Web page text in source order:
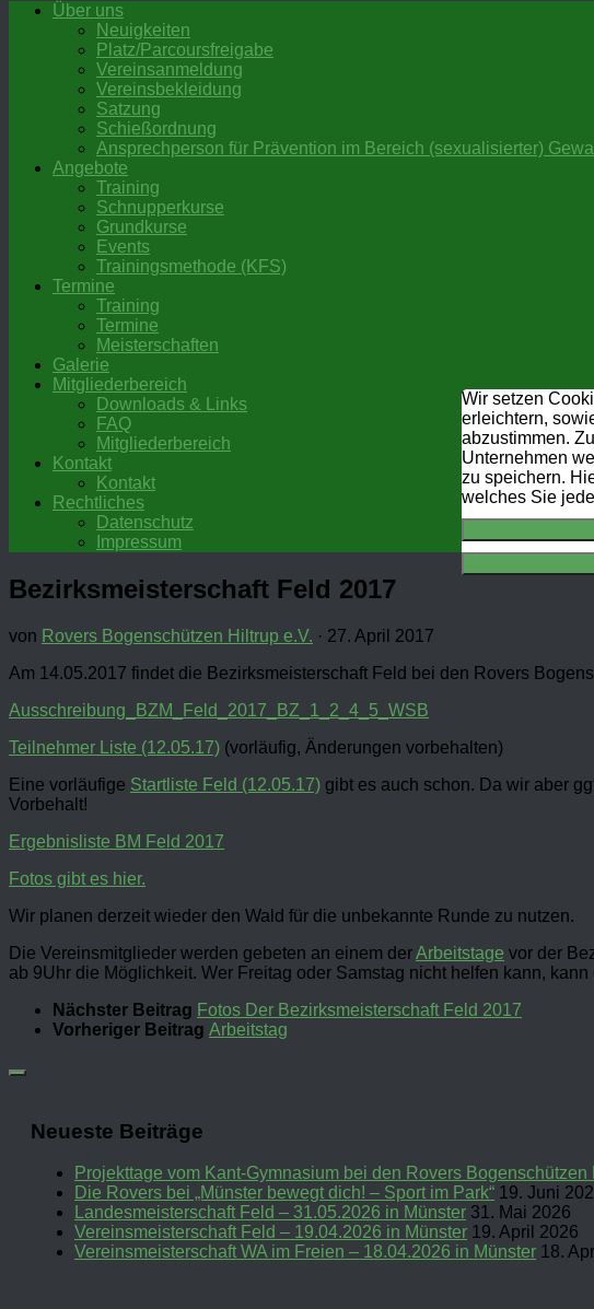
Über uns
Neuigkeiten
Platz/Parcoursfreigabe
Vereinsanmeldung
Vereinsbekleidung
Satzung
Schießordnung
Ansprechperson für Prävention im Bereich (sexualisierter)
Angebote
Training
Schnupperkurse
Grundkurse
Events
Trainingsmethode (KFS)
Termine
Training
Termine
Meisterschaften
Galerie
Mitgliederbereich
Downloads & Links
FAQ
Mitgliederbereich
Kontakt
Kontakt
Rechtliches
Datenschutz
Impressum
Bezirksmeisterschaft Feld 2017
von Rovers Bogenschützen Hiltrup e.V. · 27. April 2017
Am 14.05.2017 findet die Bezirksmeisterschaft Feld bei den Rovers
Ausschreibung_BZM_Feld_2017_BZ_1_2_4_5_WSB
Teilnehmer Liste (12.05.17) (vorläufig, Änderungen vorbehalten)
Eine vorläufige Startliste Feld (12.05.17) gibt es auch schon. Da wir aber
Vorbehalt!
Ergebnisliste BM Feld 2017
Fotos gibt es hier.
Wir planen derzeit wieder den Wald für die unbekannte Runde zu nutzen.
Die Vereinsmitglieder werden gebeten an einem derArbeitstage vor der
ab 9Uhr die Möglichkeit. Wer Freitag oder Samstag nicht helfen kann,
Nächster Beitrag Fotos Der Bezirksmeisterschaft Feld 2017
Vorheriger Beitrag Arbeitstag
Neueste Beiträge
Projekttage vom Kant-Gymnasium bei den Rovers Bogenschützen
Die Rovers bei „Münster bewegt dich! – Sport im Park“ 19. Juni
Landesmeisterschaft Feld – 31.05.2026 in Münster 31. Mai 2026
Vereinsmeisterschaft Feld – 19.04.2026 in Münster 19. April 2026
Vereinsmeisterschaft WA im Freien – 18.04.2026 in Münster 18.
Wir setzen
erleichtern,
abzustimmen.
Unternehmen
zu speichern.
welches Sie